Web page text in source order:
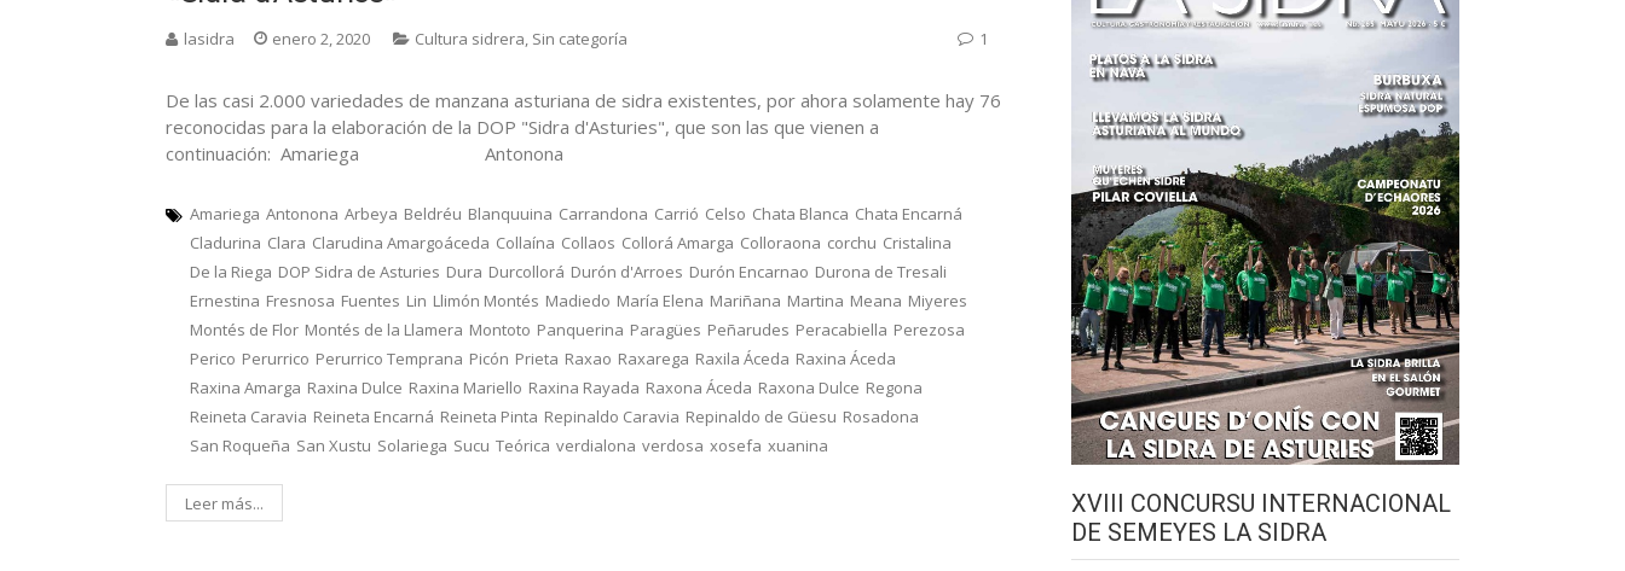
lasidra enero 2, 2020 Cultura sidrera, Sin categoría 1
De las casi 2.000 variedades de manzana asturiana de sidra existentes, por ahora solamente hay 76
reconocidas para la elaboración de la DOP "Sidra d'Asturies", que son las que vienen a
continuación: Amariega Antonona
Amariega Antonona Arbeya Beldréu Blanquuina Carrandona Carrió Celso Chata Blanca Chata Encarná
Cladurina Clara Clarudina Amargoáceda Collaína Collaos Collorá Amarga Colloraona corchu Cristalina
De la Riega DOP Sidra de Asturies Dura Durcollorá Durón d'Arroes Durón Encarnao Durona de Tresali
Ernestina Fresnosa Fuentes Lin Llimón Montés Madiedo María Elena Mariñana Martina Meana Miyeres
Montés de Flor Montés de la Llamera Montoto Panquerina Paragües Peñarudes Peracabiella Perezosa
Perico Perurrico Perurrico Temprana Picón Prieta Raxao Raxarega Raxila Áceda Raxina Áceda
Raxina Amarga Raxina Dulce Raxina Mariello Raxina Rayada Raxona Áceda Raxona Dulce Regona
Reineta Caravia Reineta Encarná Reineta Pinta Repinaldo Caravia Repinaldo de Güesu Rosadona
San Roqueña San Xustu Solariega Sucu Teórica verdialona verdosa xosefa xuanina
Leer más...
XVIII CONCURSU INTERNACIONAL
DE SEMEYES LA SIDRA